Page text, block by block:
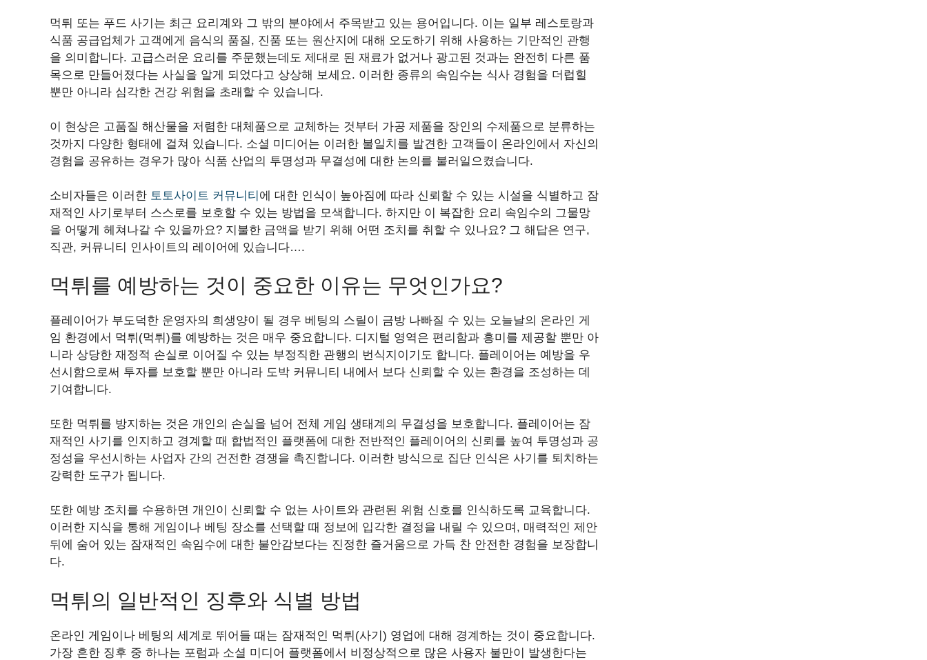
먹튀 또는 푸드 사기는 최근 요리계와 그 밖의 분야에서 주목받고 있는 용어입니다. 이는 일부 레스토랑과
식품 공급업체가 고객에게 음식의 품질, 진품 또는 원산지에 대해 오도하기 위해 사용하는 기만적인 관행
을 의미합니다. 고급스러운 요리를 주문했는데도 제대로 된 재료가 없거나 광고된 것과는 완전히 다른 품
목으로 만들어졌다는 사실을 알게 되었다고 상상해 보세요. 이러한 종류의 속임수는 식사 경험을 더럽힐
뿐만 아니라 심각한 건강 위험을 초래할 수 있습니다.
이 현상은 고품질 해산물을 저렴한 대체품으로 교체하는 것부터 가공 제품을 장인의 수제품으로 분류하는
것까지 다양한 형태에 걸쳐 있습니다. 소셜 미디어는 이러한 불일치를 발견한 고객들이 온라인에서 자신의
경험을 공유하는 경우가 많아 식품 산업의 투명성과 무결성에 대한 논의를 불러일으켰습니다.
소비자들은 이러한 토토사이트 커뮤니티 에 대한 인식이 높아짐에 따라 신뢰할 수 있는 시설을 식별하고 잠
재적인 사기로부터 스스로를 보호할 수 있는 방법을 모색합니다. 하지만 이 복잡한 요리 속임수의 그물망
을 어떻게 헤쳐나갈 수 있을까요? 지불한 금액을 받기 위해 어떤 조치를 취할 수 있나요? 그 해답은 연구,
직관, 커뮤니티 인사이트의 레이어에 있습니다….
먹튀를 예방하는 것이 중요한 이유는 무엇인가요?
플레이어가 부도덕한 운영자의 희생양이 될 경우 베팅의 스릴이 금방 나빠질 수 있는 오늘날의 온라인 게
임 환경에서 먹튀(먹튀)를 예방하는 것은 매우 중요합니다. 디지털 영역은 편리함과 흥미를 제공할 뿐만 아
니라 상당한 재정적 손실로 이어질 수 있는 부정직한 관행의 번식지이기도 합니다. 플레이어는 예방을 우
선시함으로써 투자를 보호할 뿐만 아니라 도박 커뮤니티 내에서 보다 신뢰할 수 있는 환경을 조성하는 데
기여합니다.
또한 먹튀를 방지하는 것은 개인의 손실을 넘어 전체 게임 생태계의 무결성을 보호합니다. 플레이어는 잠
재적인 사기를 인지하고 경계할 때 합법적인 플랫폼에 대한 전반적인 플레이어의 신뢰를 높여 투명성과 공
정성을 우선시하는 사업자 간의 건전한 경쟁을 촉진합니다. 이러한 방식으로 집단 인식은 사기를 퇴치하는
강력한 도구가 됩니다.
또한 예방 조치를 수용하면 개인이 신뢰할 수 없는 사이트와 관련된 위험 신호를 인식하도록 교육합니다.
이러한 지식을 통해 게임이나 베팅 장소를 선택할 때 정보에 입각한 결정을 내릴 수 있으며, 매력적인 제안
뒤에 숨어 있는 잠재적인 속임수에 대한 불안감보다는 진정한 즐거움으로 가득 찬 안전한 경험을 보장합니
다.
먹튀의 일반적인 징후와 식별 방법
온라인 게임이나 베팅의 세계로 뛰어들 때는 잠재적인 먹튀(사기) 영업에 대해 경계하는 것이 중요합니다.
가장 흔한 징후 중 하나는 포럼과 소셜 미디어 플랫폼에서 비정상적으로 많은 사용자 불만이 발생한다는